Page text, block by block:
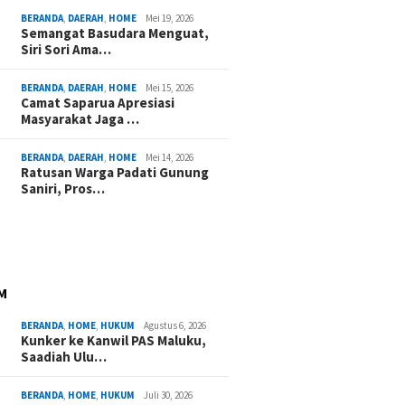
BERANDA, DAERAH, HOME Mei 19, 2026
Semangat Basudara Menguat,
Siri Sori Ama…
BERANDA, DAERAH, HOME Mei 15, 2026
Camat Saparua Apresiasi
Masyarakat Jaga …
BERANDA, DAERAH, HOME Mei 14, 2026
Ratusan Warga Padati Gunung
Saniri, Pros…
BERANDA, HOME, HUKUM Agustus 6, 2026
Kunker ke Kanwil PAS Maluku,
Saadiah Ulu…
BERANDA, HOME, HUKUM Juli 30, 2026